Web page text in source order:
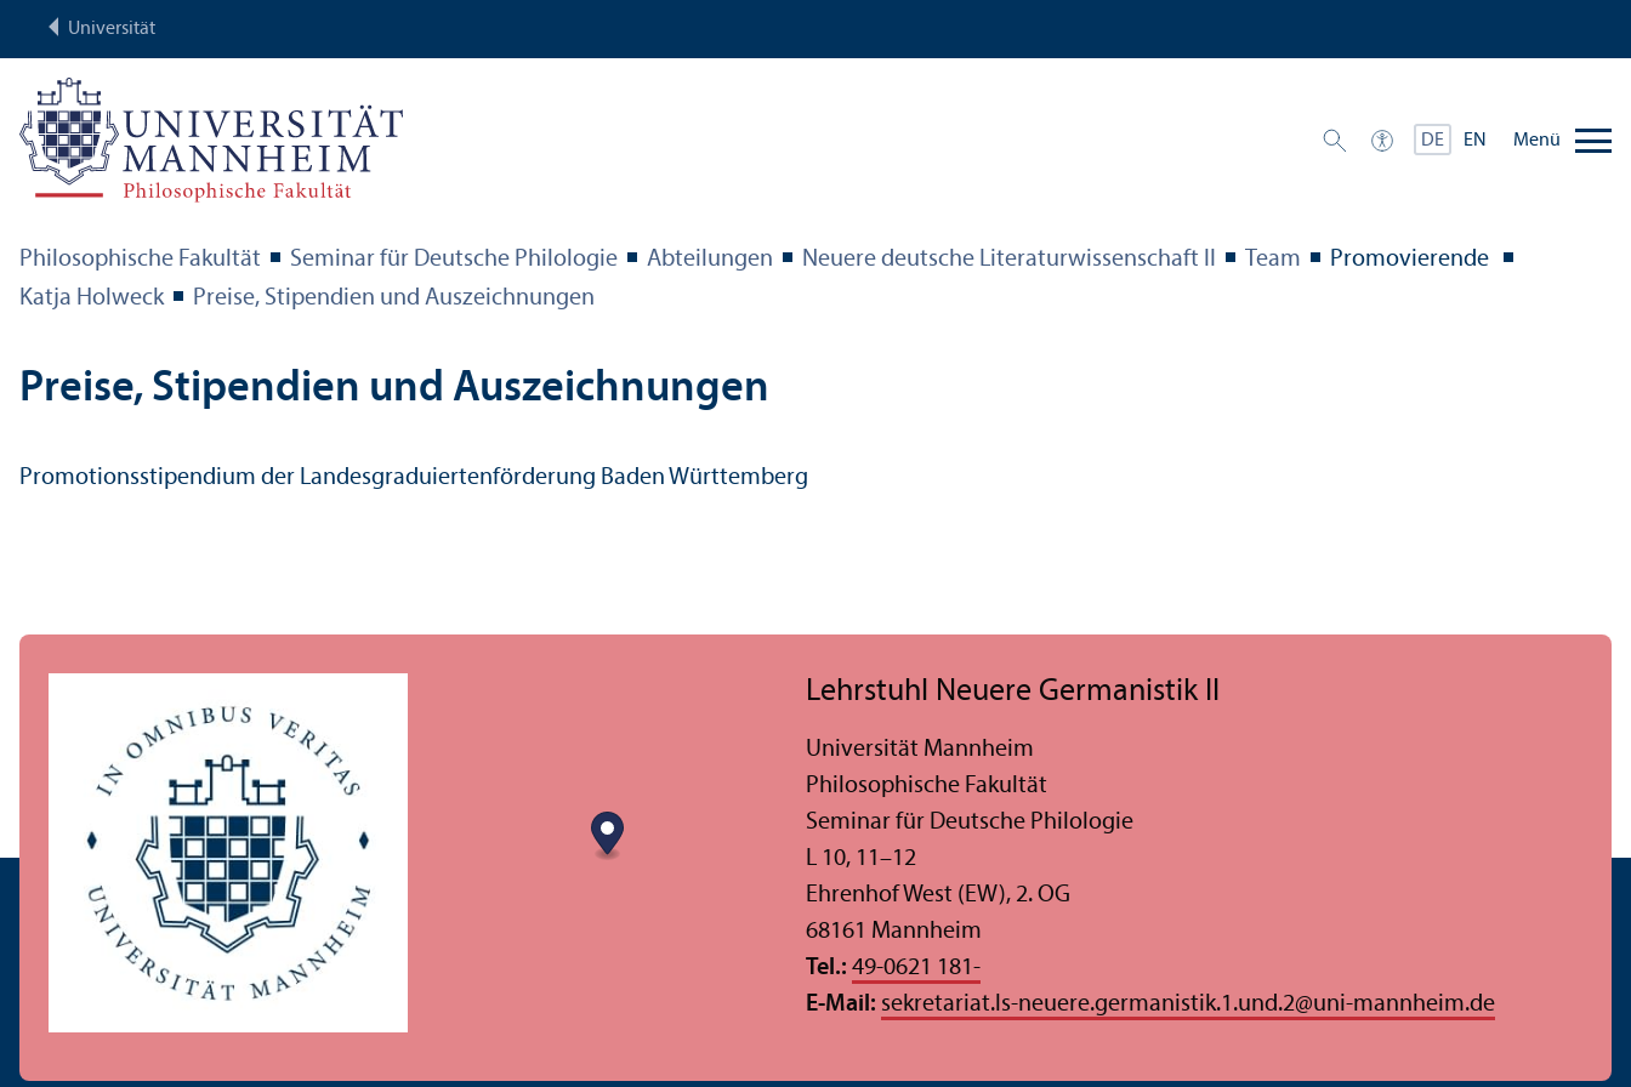
Universität
DE EN Menü
Philosophische Fakultät Seminar für Deutsche Philologie Abteilungen Neuere deutsche Literatur­wissenschaft II Team
Promovierende
Katja Holweck
Preise, Stipendien und Auszeichnungen
Preise, Stipendien und Auszeichnungen
Promotions­stipendium der Landes­graduierten­förderung Baden Württemberg
Lehr­stuhl Neuere Germanistik II
Universität Mannheim
Philosophische Fakultät
Seminar für Deutsche Philologie
L 10, 11–12
Ehrenhof West (EW), 2. OG
68161 Mannheim
Tel.: 49-0621 181-
E-Mail: sekretariat.ls-neuere.germanistik.1.und.2@uni-mannheim.de